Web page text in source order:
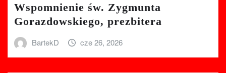
Wspomnienie św. Zygmunta
Gorazdowskiego, prezbitera
BartekD cze 26, 2026